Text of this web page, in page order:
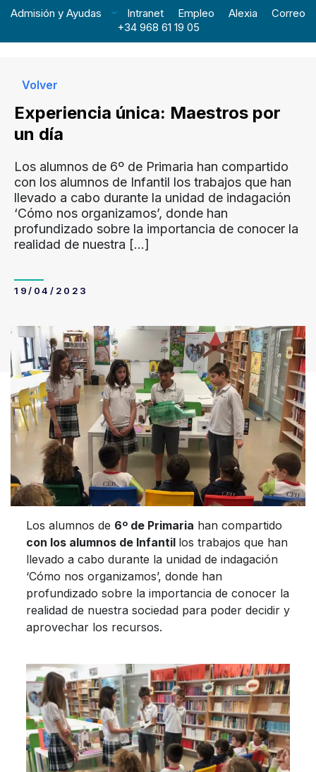
Admisión y Ayudas Intranet Empleo Alexia
Correo
+34 968 61 19 05
Volver
Experiencia única: Maestros por
un día
Los alumnos de 6º de Primaria han compartido
con los alumnos de Infantil los trabajos que han
llevado a cabo durante la unidad de indagación
‘Cómo nos organizamos’, donde han
profundizado sobre la importancia de conocer la
realidad de nuestra […]
19/04/2023
Los alumnos de 6º de Primaria han compartido
con los alumnos de Infantil los trabajos que han
llevado a cabo durante la unidad de indagación
‘Cómo nos organizamos’, donde han
profundizado sobre la importancia de conocer la
realidad de nuestra sociedad para poder decidir y
aprovechar los recursos.